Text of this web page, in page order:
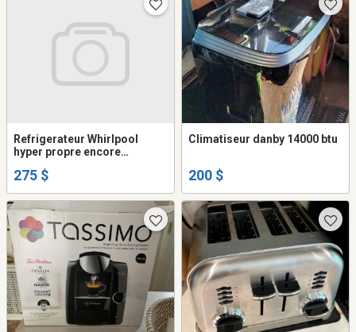
Refrigerateur Whirlpool
hyper propre encore
275 $
Climatiseur danby 14000 btu
200 $